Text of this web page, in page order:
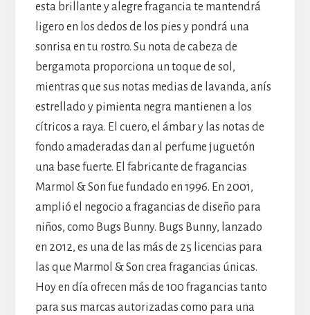
esta brillante y alegre fragancia te mantendrá
ligero en los dedos de los pies y pondrá una
sonrisa en tu rostro. Su nota de cabeza de
bergamota proporciona un toque de sol,
mientras que sus notas medias de lavanda, anís
estrellado y pimienta negra mantienen a los
cítricos a raya. El cuero, el ámbar y las notas de
fondo amaderadas dan al perfume juguetón
una base fuerte. El fabricante de fragancias
Marmol & Son fue fundado en 1996. En 2001,
amplió el negocio a fragancias de diseño para
niños, como Bugs Bunny. Bugs Bunny, lanzado
en 2012, es una de las más de 25 licencias para
las que Marmol & Son crea fragancias únicas.
Hoy en día ofrecen más de 100 fragancias tanto
para sus marcas autorizadas como para una